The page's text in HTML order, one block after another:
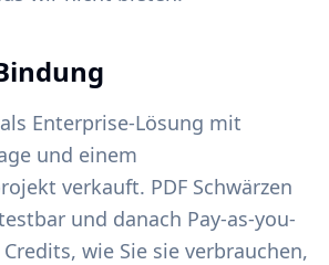
Enterprise-Lösung mit
und einem
verkauft. PDF Schwärzen
und danach Pay-as-you-
wie Sie sie verbrauchen,